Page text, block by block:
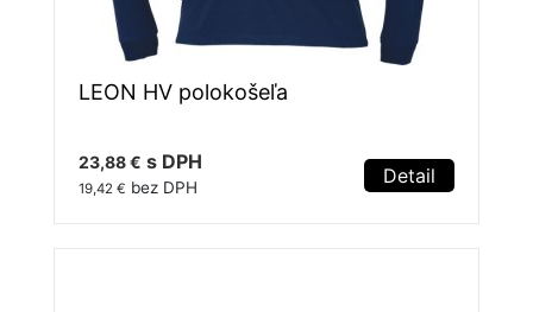
LEON HV polokošeľa
23,88 € s DPH
19,42 € bez DPH Detail